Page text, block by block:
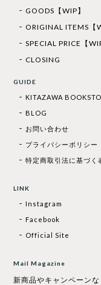
GOODS【WIP】
ORIGINAL ITEMS【
SPECIAL PRICE【
CLOSING
GUIDE
KITAZAWA
BLOG
お問い合わせ
プライバシーポリシー
特定商取引法に基づく
LINK
Instagram
Facebook
Official Site
Mail Magazine
新商品やキャンペーン